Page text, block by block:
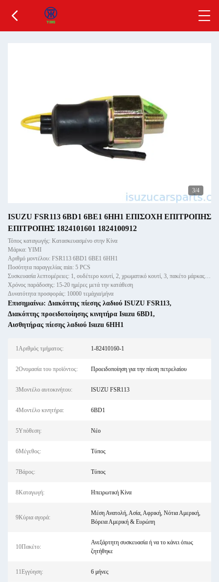
3/4
ISUZU FSR113 6BD1 6BE1 6HH1 ΕΠΙΣΟΧΗ ΕΠΙΤΡΟΠΗΣ
ΕΠΙΤΡΟΠΗΣ 1824101601 1824100912
Τόπος καταγωγής: Κατασκευασμένο στην Κίνα
Μάρκα: YIMI
Αριθμό μοντέλου: FSR113 6BD1 6BE1 6HH1
Ποσότητα παραγγελίας min: 5 PCS
Συσκευασία λεπτομέρειες: 1, ουδέτερο κουτί, 2, χρωματικό κουτί, 3, πακέτο μάρκας πελάτη
Χρόνος παράδοσης: 15-20 ημέρες μετά την κατάθεση
Δυνατότητα προσφοράς: 10000 τεμάχια/μήνα
Επισημαίνω: Διακόπτης πίεσης λαδιού ISUZU FSR113,
Διακόπτης προειδοποίησης κινητήρα Isuzu 6BD1,
Αισθητήρας πίεσης λαδιού Isuzu 6HH1
1Αριθμός τμήματος: 1-82410160-1
2Ονομασία του προϊόντος: Προειδοποίηση για την πίεση πετρελαίου
3Μοντέλο αυτοκινήτου: ISUZU FSR113
4Μοντέλο κινητήρα: 6BD1
5Υπόθεση: Νέο
6Μέγεθος: Τύπος
7Βάρος: Τύπος
8Καταγωγή: Ηπειρωτική Κίνα
9Κύρια αγορά:
Μέση Ανατολή, Ασία, Αφρική, Νότια Αμερική,
Βόρεια Αμερική & Ευρώπη
10Πακέτο:
Ανεξάρτητη συσκευασία ή να το κάνει όπως
ζητήθηκε
11Εγγύηση: 6 μήνες